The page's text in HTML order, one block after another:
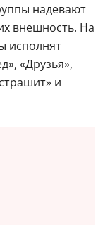
надевают
внешность. На
исполнят
«Друзья»,
и